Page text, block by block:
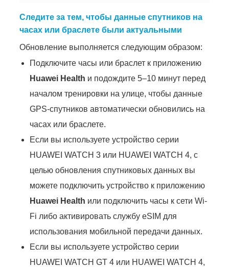
Следите за тем, чтобы данные спутников на
часах или браслете были актуальными
Обновление выполняется следующим образом:
Подключите часы или браслет к приложению
Huawei Health и подождите 5–10 минут перед
началом тренировки на улице, чтобы данные
GPS-спутников автоматически обновились на
часах или браслете.
Если вы используете устройство серии
HUAWEI WATCH 3 или HUAWEI WATCH 4, с
целью обновления спутниковых данных вы
можете подключить устройство к приложению
Huawei Health или подключить часы к сети Wi-
Fi либо активировать службу eSIM для
использования мобильной передачи данных.
Если вы используете устройство серии
HUAWEI WATCH GT 4 или HUAWEI WATCH 4,